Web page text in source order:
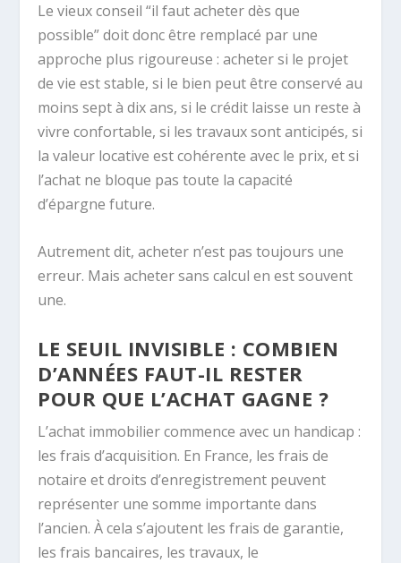
Le vieux conseil “il faut acheter dès que
possible” doit donc être remplacé par une
approche plus rigoureuse : acheter si le projet
de vie est stable, si le bien peut être conservé au
moins sept à dix ans, si le crédit laisse un reste à
vivre confortable, si les travaux sont anticipés, si
la valeur locative est cohérente avec le prix, et si
l’achat ne bloque pas toute la capacité
d’épargne future.
Autrement dit, acheter n’est pas toujours une
erreur. Mais acheter sans calcul en est souvent
une.
LE SEUIL INVISIBLE : COMBIEN
D’ANNÉES FAUT-IL RESTER
POUR QUE L’ACHAT GAGNE ?
L’achat immobilier commence avec un handicap :
les frais d’acquisition. En France, les frais de
notaire et droits d’enregistrement peuvent
représenter une somme importante dans
l’ancien. À cela s’ajoutent les frais de garantie,
les frais bancaires, les travaux, le